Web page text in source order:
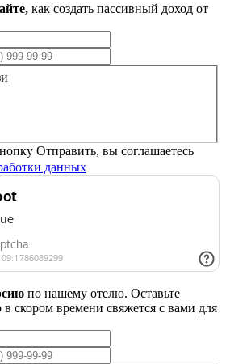
как создать пассивный доход от
Отправить, вы соглашаетесь
данных
по нашему отелю. Оставьте
скором времени свяжется с вами для